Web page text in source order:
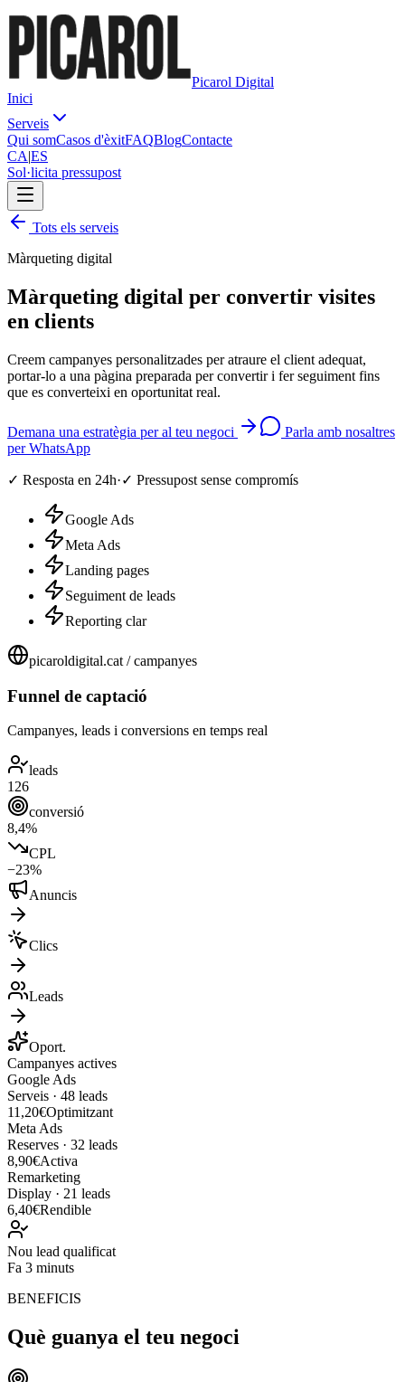
Picarol Digital
Inici
Serveis
Qui somCasos d'èxitFAQBlogContacte
CA|ES
Sol·licita pressupost
Tots els serveis
Màrqueting digital
Màrqueting digital per convertir visites
en clients
Creem campanyes personalitzades per atraure el client adequat,
portar-lo a una pàgina preparada per convertir i fer seguiment fins
que es converteixi en oportunitat real.
Demana una estratègia per al teu negoci
Parla amb nosaltres
per WhatsApp
✓ Resposta en 24h·✓ Pressupost sense compromís
Google Ads
Meta Ads
Landing pages
Seguiment de leads
Reporting clar
picaroldigital.cat / campanyes
Funnel de captació
Campanyes, leads i conversions en temps real
leads
126
conversió
8,4%
CPL
−23%
Anuncis
Clics
Leads
Oport.
Campanyes actives
Google Ads
Serveis · 48 leads
11,20€Optimitzant
Meta Ads
Reserves · 32 leads
8,90€Activa
Remarketing
Display · 21 leads
6,40€Rendible
Nou lead qualificat
Fa 3 minuts
BENEFICIS
Què guanya el teu negoci